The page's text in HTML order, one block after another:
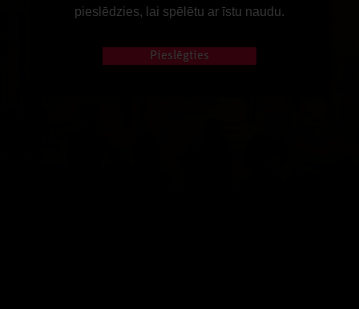
pieslēdzies, lai spēlētu ar īstu naudu.
Pieslēgties